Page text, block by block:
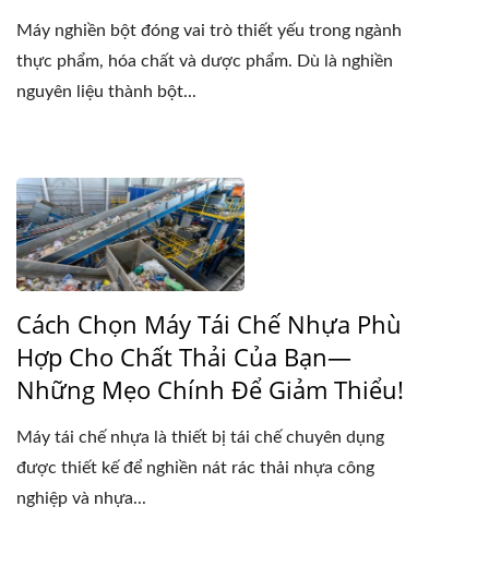
Máy nghiền bột đóng vai trò thiết yếu trong ngành
thực phẩm, hóa chất và dược phẩm. Dù là nghiền
nguyên liệu thành bột...
Cách Chọn Máy Tái Chế Nhựa Phù
Hợp Cho Chất Thải Của Bạn—
Những Mẹo Chính Để Giảm Thiểu!
Máy tái chế nhựa là thiết bị tái chế chuyên dụng
được thiết kế để nghiền nát rác thải nhựa công
nghiệp và nhựa...